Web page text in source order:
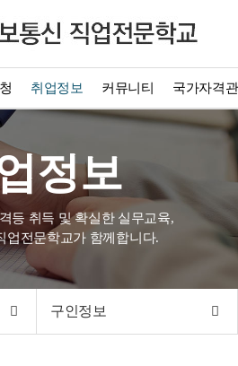
취업정보 커뮤니티 국가자격
정보
등 취득 및 확실한 실무교육,
업전문학교가 함께합니다.
구인정보